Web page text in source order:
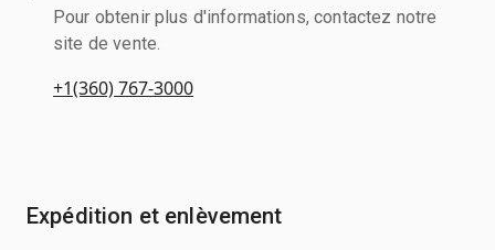
Pour obtenir plus d'informations, contactez notre
site de vente.
+1(360) 767-3000
Expédition et enlèvement